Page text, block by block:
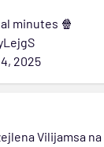
minutes 🍿
2025
Vilijamsa